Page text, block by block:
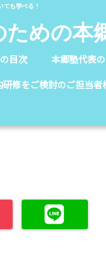
ても学べる！
めの本
目次 本郷塾代表
研修をご検討のご担当者